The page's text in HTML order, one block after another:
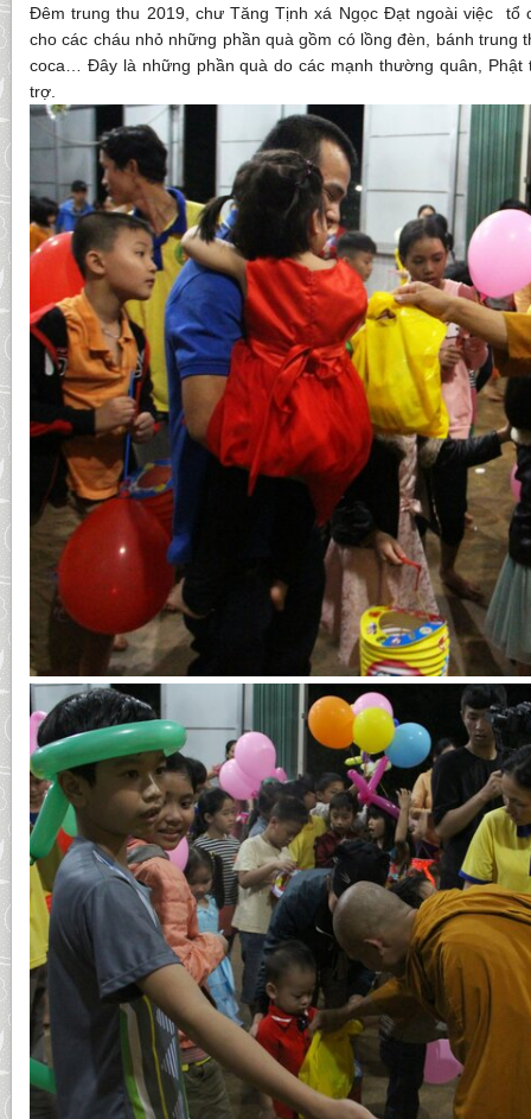
Đêm trung thu 2019, chư Tăng Tịnh xá Ngọc Đạt ngoài việc tổ
cho các cháu nhỏ những phần quà gồm có lồng đèn, bánh trung
coca… Đây là những phần quà do các mạnh thường quân, Phật
trợ.